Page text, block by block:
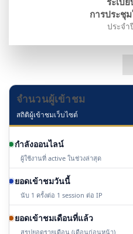
การประชุ
ประจำ
จำนวนผู้เข้าชม
สถิติผู้เข้าชมเว็บไซต์
กำลังออนไลน์
ผู้ใช้งานที่ active ในช่วงล่าสุด
ยอดเข้าชมวันนี้
นับ 1 ครั้งต่อ 1 session ต่อ IP
ยอดเข้าชมเดือนที่แล้ว
สรุปยอดรายเดือน (เดือนก่อนหน้า)